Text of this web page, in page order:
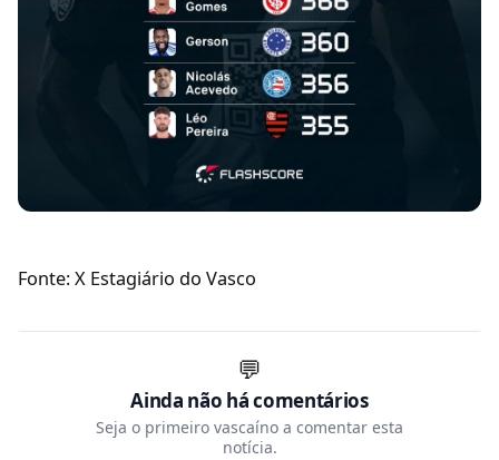
Fonte: X Estagiário do Vasco
💬
Ainda não há comentários
Seja o primeiro vascaíno a comentar esta
notícia.